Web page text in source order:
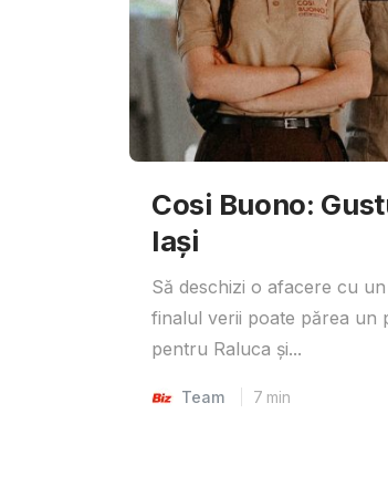
Cosi Buono:
Iași
Să deschizi o afacere cu
finalul verii poate părea un
pentru Raluca și...
Team 7 min